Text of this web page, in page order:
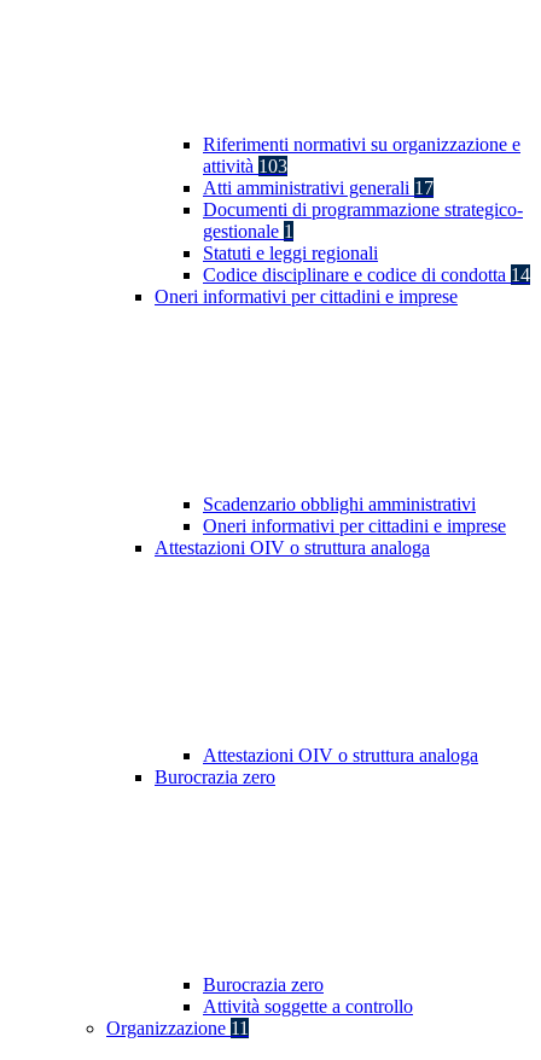
Riferimenti normativi su organizzazione e
attività 103
Atti amministrativi generali 17
Documenti di programmazione strategico-
gestionale 1
Statuti e leggi regionali
Codice disciplinare e codice di condotta 14
Oneri informativi per cittadini e imprese
Scadenzario obblighi amministrativi
Oneri informativi per cittadini e imprese
Attestazioni OIV o struttura analoga
Attestazioni OIV o struttura analoga
Burocrazia zero
Burocrazia zero
Attività soggette a controllo
Organizzazione 11